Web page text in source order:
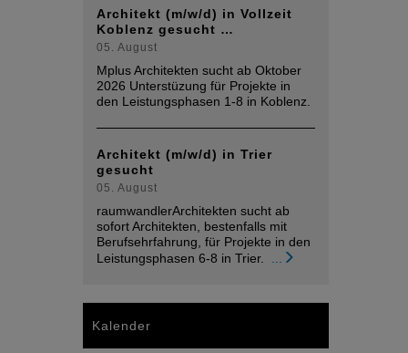
Architekt (m/w/d) in Vollzeit
Koblenz gesucht …
05. August
Mplus Architekten sucht ab Oktober
2026 Unterstüzung für Projekte in
den Leistungsphasen 1-8 in Koblenz.
Architekt (m/w/d) in Trier
gesucht
05. August
raumwandlerArchitekten sucht ab
sofort Architekten, bestenfalls mit
Berufsehrfahrung, für Projekte in den
Leistungsphasen 6-8 in Trier.
Kalender